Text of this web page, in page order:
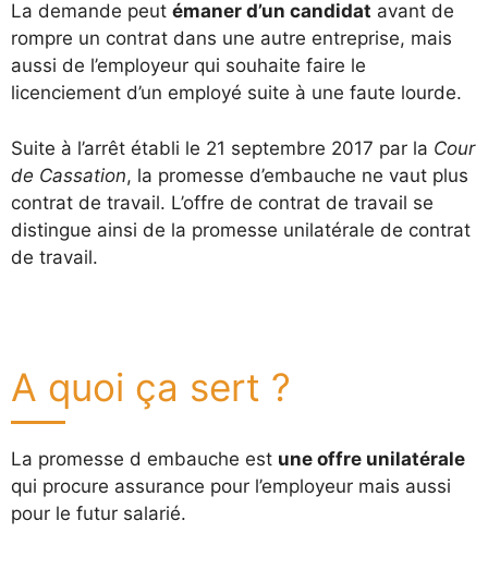
La demande peut émaner d’un candidat avant de
rompre un contrat dans une autre entreprise, mais
aussi de l’employeur qui souhaite faire le
licenciement d’un employé suite à une faute lourde.
Suite à l’arrêt établi le 21 septembre 2017 par la Cour
de Cassation, la promesse d’embauche ne vaut plus
contrat de travail. L’offre de contrat de travail se
distingue ainsi de la promesse unilatérale de contrat
de travail.
A quoi ça sert ?
La promesse d embauche est une offre unilatérale
qui procure assurance pour l’employeur mais aussi
pour le futur salarié.